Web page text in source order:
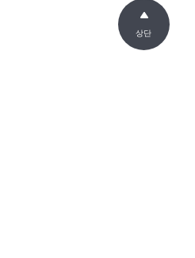
상단